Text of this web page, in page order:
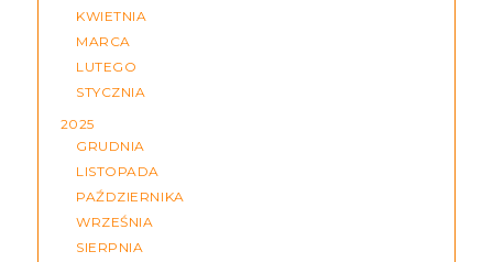
KWIETNIA
MARCA
LUTEGO
STYCZNIA
2025
GRUDNIA
LISTOPADA
PAŹDZIERNIKA
WRZEŚNIA
SIERPNIA